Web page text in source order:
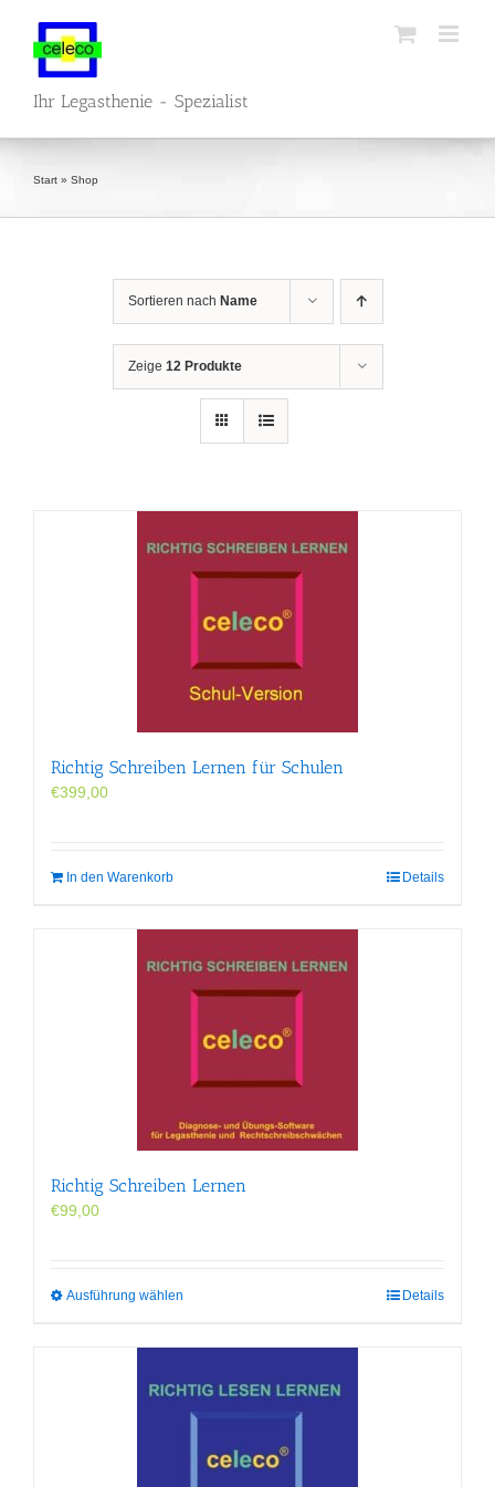
springen
Ihr Legasthenie - Spezialist
Start » Shop
Sortieren nach Name
Zeige 12 Produkte
Richtig Schreiben Lernen für Schulen
€399,00
In den Warenkorb Details
Richtig Schreiben Lernen
€99,00
Ausführung wählen
Varianten
auf.
Optionen
Details